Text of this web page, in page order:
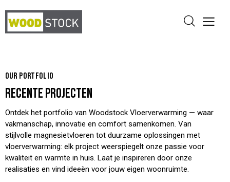
OUR PORTFOLIO
RECENTE PROJECTEN
Ontdek het portfolio van Woodstock Vloerverwarming — waar
vakmanschap, innovatie en comfort samenkomen. Van
stijlvolle magnesietvloeren tot duurzame oplossingen met
vloerverwarming: elk project weerspiegelt onze passie voor
kwaliteit en warmte in huis. Laat je inspireren door onze
realisaties en vind ideeën voor jouw eigen woonruimte.